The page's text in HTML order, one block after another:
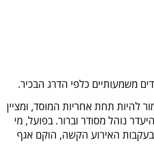
משמעותיים כלפי הדרג הבכיר.
להיות תחת אחריות המוסד, ומציין
נוהל מסודר וברור. בפועל, מי
האירוע הקשה, הוקם אגף